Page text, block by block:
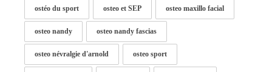
ostéo du sport osteo et SEP osteo maxillo facial
osteo nandy osteo nandy fascias
osteo névralgie d'arnold osteo sport